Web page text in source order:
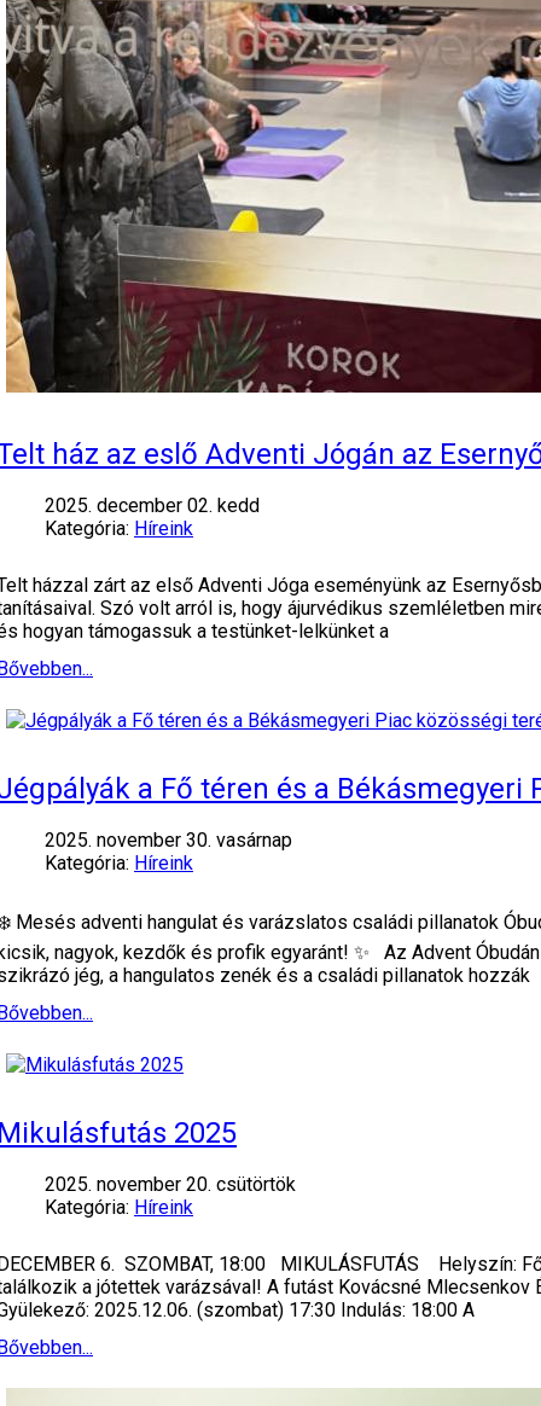
ház az eslő Adventi Jógán az
2025. december 02. kedd
Kategória: Híreink
házzal zárt az első Adventi Jóga eseményünk az
Szó volt arról is, hogy ájurvédikus szemléletben
hogyan támogassuk a testünket-lelkünket a
a Fő téren és a Békásmegyeri
2025. november 30. vasárnap
Kategória: Híreink
Mesés adventi hangulat és varázslatos családi pillanatok
nagyok, kezdők és profik egyaránt! ✨ Az Advent
jég, a hangulatos zenék és a családi pillanatok hozzák
2025
2025. november 20. csütörtök
Kategória: Híreink
6. SZOMBAT, 18:00 MIKULÁSFUTÁS Helyszín:
a jótettek varázsával! A futást Kovácsné
2025.12.06. (szombat) 17:30 Indulás: 18:00 A